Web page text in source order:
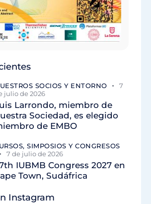
SOCIOS Y ENTORNO
7
julio de 2026
Larrondo, miembro de
Sociedad, es elegido
de EMBO
SIMPOSIOS Y CONGRESOS
7 de julio de 2026
IUBMB Congress 2027 en
Town, Sudáfrica
Instagram